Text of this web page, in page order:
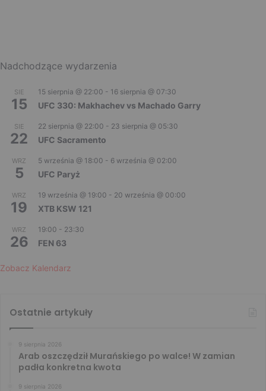
Nadchodzące wydarzenia
SIE
15
15 sierpnia @ 22:00 - 16 sierpnia @ 07:30
UFC 330: Makhachev vs Machado Garry
SIE
22
22 sierpnia @ 22:00 - 23 sierpnia @ 05:30
UFC Sacramento
WRZ
5
5 września @ 18:00 - 6 września @ 02:00
UFC Paryż
WRZ
19
19 września @ 19:00 - 20 września @ 00:00
XTB KSW 121
WRZ
26
19:00 - 23:30
FEN 63
Zobacz Kalendarz
Ostatnie artykuły
9 sierpnia 2026
Arab oszczędził Murańskiego po walce! W zamian
padła konkretna kwota
9 sierpnia 2026